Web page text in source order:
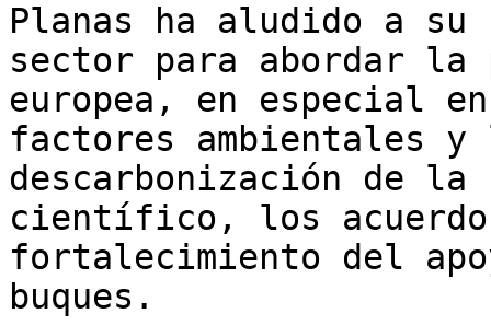
Planas ha aludido a
sector para abordar
europea, en especial
factores ambientales y
descarbonización de
científico, los
fortalecimiento del
buques.